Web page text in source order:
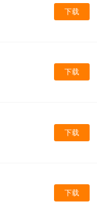
下载
下载
下载
下载